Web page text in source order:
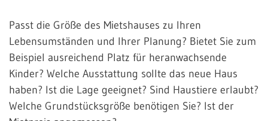
Passt die Größe des Mietshauses zu Ihren
Lebensumständen und Ihrer Planung? Bietet Sie zum
Beispiel ausreichend Platz für heranwachsende
Kinder? Welche Ausstattung sollte das neue Haus
haben? Ist die Lage geeignet? Sind Haustiere erlaubt?
Welche Grundstücksgröße benötigen Sie? Ist der